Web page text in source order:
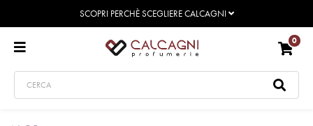
SCOPRI PERCHÈ SCEGLIERE CALCAGNI
0